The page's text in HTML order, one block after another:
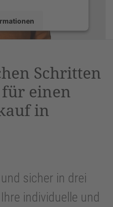
&eRecht24
Schritten
einen
in
sicher in drei
individuelle und